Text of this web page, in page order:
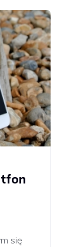
się